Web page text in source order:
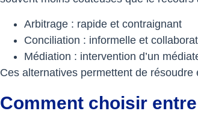
Arbitrage : rapide et contraignant
Conciliation : informelle et
Médiation : intervention d’un
Ces alternatives permettent de
Comment choisir